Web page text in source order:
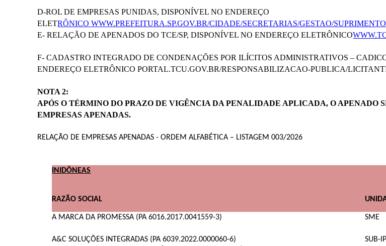
D-ROL DE EMPRESAS PUNIDAS, DISPONÍVEL NO ENDEREÇO
ELETRÔNICO WWW.PREFEITURA.SP.GOV.BR/CIDADE/SECRETARIAS/GESTAO/
E- RELAÇÃO DE APENADOS DO TCE/SP, DISPONÍVEL NO ENDEREÇO ELETRÔNICO
F- CADASTRO INTEGRADO DE CONDENAÇÕES POR ILÍCITOS ADMINISTRATIVOS –
ENDEREÇO ELETRÔNICO PORTAL.TCU.GOV.BR/RESPONSABILIZACAO-PUBLICA/
NOTA 2:
APÓS O TÉRMINO DO PRAZO DE VIGÊNCIA DA PENALIDADE APLICADA, O
EMPRESAS APENADAS.
RELAÇÃO DE EMPRESAS APENADAS - ORDEM ALFABÉTICA – LISTAGEM 003/2026
INIDÔNEAS
RAZÃO SOCIAL
A MARCA DA PROMESSA (PA 6016.2017.0041559-3) SME
A&C SOLUÇÕES INTEGRADAS (PA 6039.2022.0000060-6) SUB-IP